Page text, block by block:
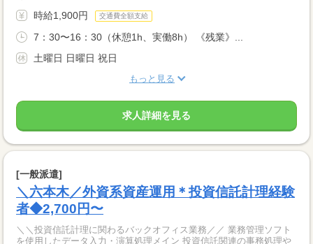
時給1,900円 交通費全額支給
7：30〜16：30（休憩1h、実働8h） 《残業》...
土曜日 日曜日 祝日
もっと見る
求人詳細を見る
[一般派遣]
＼六本木／外資系資産運用＊投資信託計理経験
者◆2,700円〜
＼＼投資信託計理に関わるバックオフィス業務／／ 業務管理ソフト
を使用したデータ入力・演算処理メイン 投資信託関連の事務処理や